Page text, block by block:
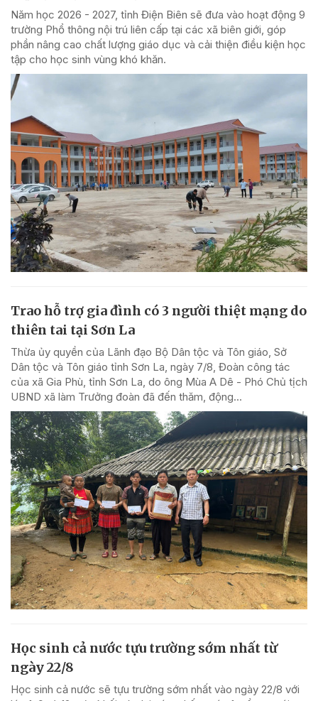
Năm học 2026 - 2027, tỉnh Điện Biên sẽ đưa vào hoạt động 9
trường Phổ thông nội trú liên cấp tại các xã biên giới, góp
phần nâng cao chất lượng giáo dục và cải thiện điều kiện học
tập cho học sinh vùng khó khăn.
Trao hỗ trợ gia đình có 3 người thiệt mạng do
thiên tai tại Sơn La
Thừa ủy quyền của Lãnh đạo Bộ Dân tộc và Tôn giáo, Sở
Dân tộc và Tôn giáo tỉnh Sơn La, ngày 7/8, Đoàn công tác
của xã Gia Phù, tỉnh Sơn La, do ông Mùa A Dê - Phó Chủ tịch
UBND xã làm Trưởng đoàn đã đến thăm, động...
Học sinh cả nước tựu trường sớm nhất từ
ngày 22/8
Học sinh cả nước sẽ tựu trường sớm nhất vào ngày 22/8 với